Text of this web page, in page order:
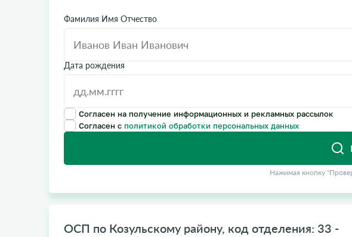
Фамилия Имя Отчество
Дата рождения
Согласен на получение информационных и рекламных рассылок
Согласен с политикой обработки персональных данных
Нажимая кнопку
ОСП по Козульскому району, код отделения: 33 -